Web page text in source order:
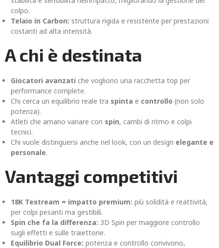
colpo.
Telaio in Carbon: struttura rigida e resistente per prestazioni
costanti ad alta intensità.
A chi è destinata
Giocatori avanzati che vogliono una racchetta top per
performance complete.
Chi cerca un equilibrio reale tra spinta e controllo (non solo
potenza).
Atleti che amano variare con spin, cambi di ritmo e colpi
tecnici.
Chi vuole distinguersi anche nel look, con un design elegante e
personale.
Vantaggi competitivi
18K Textream = impatto premium: più solidità e reattività,
per colpi pesanti ma gestibili.
Spin che fa la differenza: 3D Spin per maggiore controllo
sugli effetti e sulle traiettorie.
Equilibrio Dual Force: potenza e controllo convivono,